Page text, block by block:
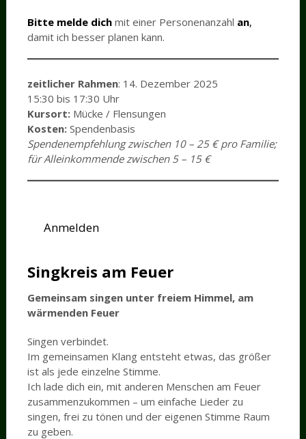
Bitte melde dich mit einer Personenanzahl an,
damit ich besser planen kann.
zeitlicher Rahmen: 14. Dezember 2025
15:30 bis 17:30 Uhr
Kursort:Mücke / Flensungen
Kosten:Spendenbasis
Spendenempfehlung zwischen 10 – 25 € pro Familie;
für Alleinkommende zwischen 5 – 15 €
Anmelden
Singkreis am Feuer
Gemeinsam singen unter freiem Himmel, am
wärmenden Feuer
Singen verbindet.
Im gemeinsamen Klang entsteht etwas, das größer
ist als jede einzelne Stimme.
Ich lade dich ein, mit anderen Menschen am Feuer
zusammenzukommen – um einfache Lieder zu
singen, frei zu tönen und der eigenen Stimme Raum
zu geben.